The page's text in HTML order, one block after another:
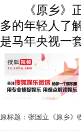
《原乡》正
多的年轻人了
是马年央视一
原标题：张国立《原乡》